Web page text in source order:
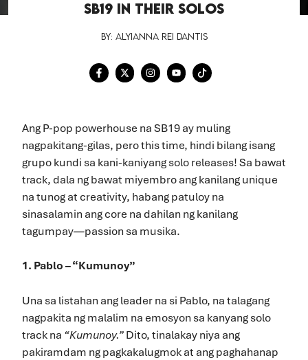
SB19 IN THEIR SOLOS
By: Alyianna Rei Dantis
Ang P-pop powerhouse na SB19 ay muling
nagpakitang-gilas, pero this time, hindi bilang isang
grupo kundi sa kani-kaniyang solo releases! Sa bawat
track, dala ng bawat miyembro ang kanilang unique
na tunog at creativity, habang patuloy na
sinasalamin ang core na dahilan ng kanilang
tagumpay—passion sa musika.
1. Pablo – “Kumunoy”
Una sa listahan ang leader na si Pablo, na talagang
nagpakita ng malalim na emosyon sa kanyang solo
track na “Kumunoy.”Dito, tinalakay niya ang
pakiramdam ng pagkakalugmok at ang paghahanap